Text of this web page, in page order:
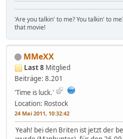
'Are you talkin' to me? You talkin' to
that movie!
MMeXX
Last 8 Mitglied
Beiträge: 8.201
'Time is luck.'
Location: Rostock
24 Mai 2011, 10:32:42
Yeah! bei den Briten ist jetzt der